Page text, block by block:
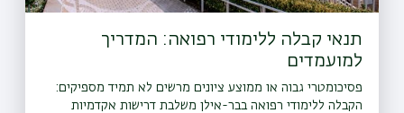
תנאי קבלה ללימודי רפואה: המדריך
למועמדים
פסיכומטרי גבוה או ממוצע ציונים מרשים לא תמיד מספיקים:
הקבלה ללימודי רפואה בבר-אילן משלבת דרישות אקדמיות